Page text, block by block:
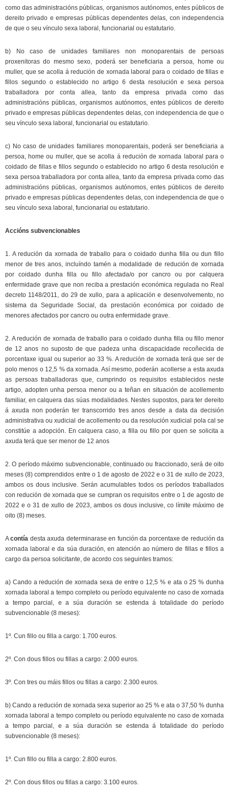
como das administracións públicas, organismos autónomos, entes públicos de
dereito privado e empresas públicas dependentes delas, con independencia
de que o seu vínculo sexa laboral, funcionarial ou estatutario.
b) No caso de unidades familiares non monoparentais de persoas
proxenitoras do mesmo sexo, poderá ser beneficiaria a persoa, home ou
muller, que se acolla á redución de xornada laboral para o coidado de fillas e
fillos segundo o establecido no artigo 6 desta resolución e sexa persoa
traballadora por conta allea, tanto da empresa privada como das
administracións públicas, organismos autónomos, entes públicos de dereito
privado e empresas públicas dependentes delas, con independencia de que o
seu vínculo sexa laboral, funcionarial ou estatutario.
c) No caso de unidades familiares monoparentais, poderá ser beneficiaria a
persoa, home ou muller, que se acolla á redución de xornada laboral para o
coidado de fillas e fillos segundo o establecido no artigo 6 desta resolución e
sexa persoa traballadora por conta allea, tanto da empresa privada como das
administracións públicas, organismos autónomos, entes públicos de dereito
privado e empresas públicas dependentes delas, con independencia de que o
seu vínculo sexa laboral, funcionarial ou estatutario.
Accións subvencionables
1. A redución da xornada de traballo para o coidado dunha filla ou dun fillo
menor de tres anos, incluíndo tamén a modalidade de redución de xornada
por coidado dunha filla ou fillo afectada/o por cancro ou por calquera
enfermidade grave que non reciba a prestación económica regulada no Real
decreto 1148/2011, do 29 de xullo, para a aplicación e desenvolvemento, no
sistema da Seguridade Social, da prestación económica por coidado de
menores afectados por cancro ou outra enfermidade grave.
2. A redución de xornada de traballo para o coidado dunha filla ou fillo menor
de 12 anos no suposto de que padeza unha discapacidade recoñecida de
porcentaxe igual ou superior ao 33 %. A redución de xornada terá que ser de
polo menos o 12,5 % da xornada. Así mesmo, poderán acollerse a esta axuda
as persoas traballadoras que, cumprindo os requisitos establecidos neste
artigo, adopten unha persoa menor ou a teñan en situación de acollemento
familiar, en calquera das súas modalidades. Nestes supostos, para ter dereito
á axuda non poderán ter transcorrido tres anos desde a data da decisión
administrativa ou xudicial de acollemento ou da resolución xudicial pola cal se
constitúe a adopción. En calquera caso, a filla ou fillo por quen se solicita a
axuda terá que ser menor de 12 anos
2. O período máximo subvencionable, continuado ou fraccionado, será de oito
meses (8) comprendidos entre o 1 de agosto de 2022 e o 31 de xullo de 2023,
ambos os dous inclusive. Serán acumulables todos os períodos traballados
con redución de xornada que se cumpran os requisitos entre o 1 de agosto de
2022 e o 31 de xullo de 2023, ambos os dous inclusive, co límite máximo de
oito (8) meses.
Acontía desta axuda determinarase en función da porcentaxe de redución da
xornada laboral e da súa duración, en atención ao número de fillas e fillos a
cargo da persoa solicitante, de acordo cos seguintes tramos:
a) Cando a redución de xornada sexa de entre o 12,5 % e ata o 25 % dunha
xornada laboral a tempo completo ou período equivalente no caso de xornada
a tempo parcial, e a súa duración se estenda á totalidade do período
subvencionable (8 meses):
1º. Cun fillo ou filla a cargo: 1.700 euros.
2º. Con dous fillos ou fillas a cargo: 2.000 euros.
3º. Con tres ou máis fillos ou fillas a cargo: 2.300 euros.
b) Cando a redución de xornada sexa superior ao 25 % e ata o 37,50 % dunha
xornada laboral a tempo completo ou período equivalente no caso de xornada
a tempo parcial, e a súa duración se estenda á totalidade do período
subvencionable (8 meses):
1º. Cun fillo ou filla a cargo: 2.800 euros.
2º. Con dous fillos ou fillas a cargo: 3.100 euros.